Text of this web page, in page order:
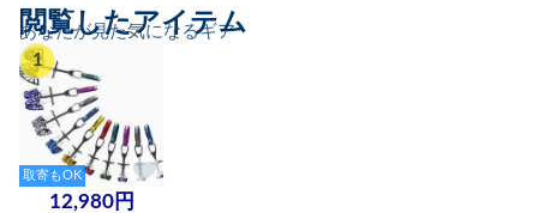
あなたが見た気になるギア
閲覧したアイテム
1
取寄もOK
12,980円